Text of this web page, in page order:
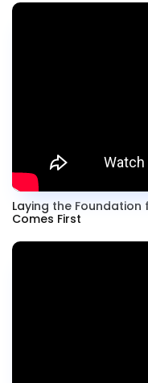
Laying the Foundation
Comes First